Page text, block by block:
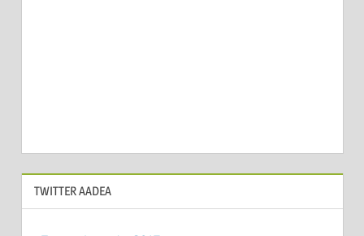
TWITTER AADEA